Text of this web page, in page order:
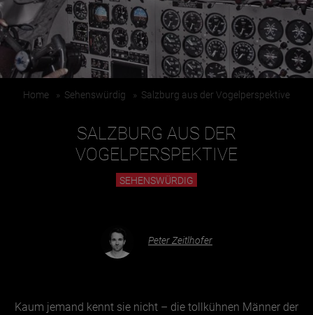
BEITRÄGE IN MEINER NÄHE ANZEIGEN
Essen & Trinken
Brauchtum
Home » Sehenswürdig » Salzburg aus der Vogelperspektive
SALZBURG AUS DER
VOGELPERSPEKTIVE
SEHENSWÜRDIG
Peter Zeitlhofer
Kaum jemand kennt sie nicht – die tollkühnen Männer der